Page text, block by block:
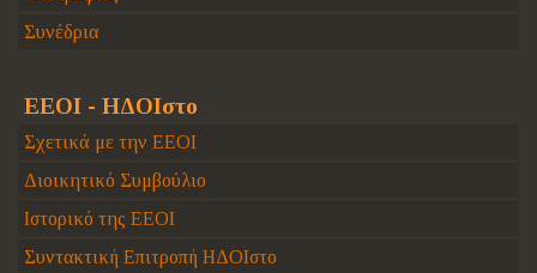
Συνέδρια
ΕΕΟΙ - ΗΔΟΙστο
Σχετικά με την ΕΕΟΙ
Διοικητικό Συμβούλιο
Ιστορικό της ΕΕΟΙ
Συντακτική Επιτροπή ΗΔΟΙστο